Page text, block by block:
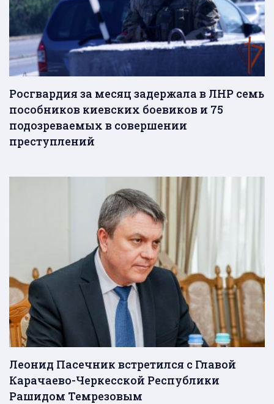
Росгвардия за месяц задержала в ЛНР семь
пособников киевских боевиков и 75
подозреваемых в совершении
преступлений
Леонид Пасечник встретился с Главой
Карачаево-Черкесской Республики
Рашидом Темрезовым